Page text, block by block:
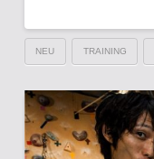
NEU TRAINING